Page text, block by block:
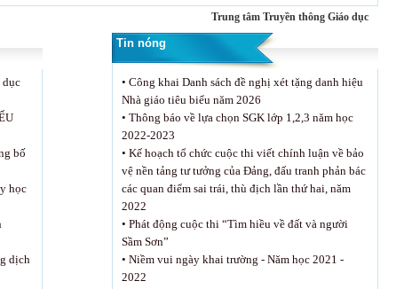
Trung tâm Truyền thông Giáo dục
dục
bố
học
dịch
Tin nóng
• Công khai Danh sách đề nghị xét tặng danh hiệu
Nhà giáo tiêu biểu năm 2026
• Thông báo về lựa chọn SGK lớp 1,2,3 năm học
2022-2023
• Kế hoạch tổ chức cuộc thi viết chính luận về bảo
vệ nền tảng tư tưởng của Đảng, đấu tranh phản bác
các quan điểm sai trái, thù địch lần thứ hai, năm
2022
• Phát động cuộc thi “Tìm hiều về đất và người
Sầm Sơn”
• Niềm vui ngày khai trường - Năm học 2021 -
2022